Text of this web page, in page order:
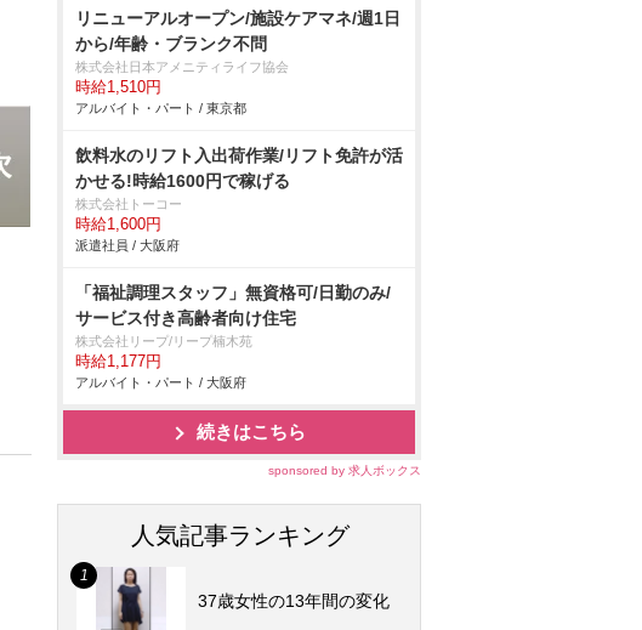
リニューアルオープン/施設ケアマネ/週1日
から/年齢・ブランク不問
株式会社日本アメニティライフ協会
時給1,510円
アルバイト・パート / 東京都
飲料水のリフト入出荷作業/リフト免許が活
かせる!時給1600円で稼げる
株式会社トーコー
時給1,600円
派遣社員 / 大阪府
「福祉調理スタッフ」無資格可/日勤のみ/
サービス付き高齢者向け住宅
株式会社リープ/リープ楠木苑
時給1,177円
アルバイト・パート / 大阪府
続きはこちら
sponsored by 求人ボックス
人気記事ランキング
37歳女性の13年間の変化